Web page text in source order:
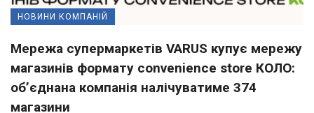
НОВИНИ КОМПАНІЙ
Мережа супермаркетів VARUS купує мережу
магазинів формату convenience store КОЛО:
об’єднана компанія налічуватиме 374
магазини